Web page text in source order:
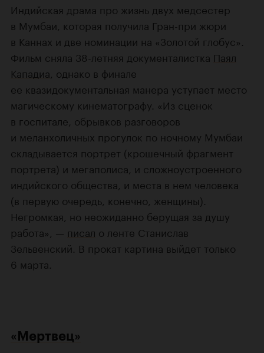
Индийская драма про жизнь двух медсестер
в Мумбаи, которая получила Гран-при жюри
в Каннах и две номинации на «Золотой глобус».
Фильм сняла 38-летняя документалистка Паял
Кападиа , однако в финале
ее квазидокументальная манера уступает место
магическому кинематографу. «Из сценок
в госпитале, обрывков разговоров
и меланхоличных прогулок по ночному Мумбаи
складывается портрет (крошечный фрагмент
портрета) и мегаполиса, и сложноустроенного
индийского общества, и места в нем человека
(в первую очередь, конечно, женщины).
Негромкая, но неожиданно берущая за душу
работа», — писал о ленте Станислав
Зельвенский. В прокат картина выйдет только
6 марта.
«Мертвец»